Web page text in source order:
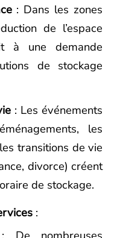
: Dans les zones
de l’espace
à une demande
de stockage
: Les événements
les
transitions de vie
divorce) créent
de stockage.
: